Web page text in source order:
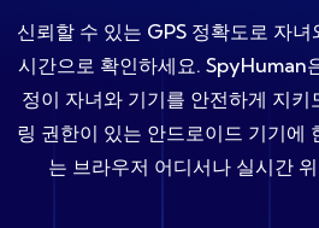
신뢰할 수 있는 GPS 정확도로 자
시간으로 확인하세요. SpyHuman
정이 자녀와 기기를 안전하게 지키
링 권한이 있는 안드로이드 기기에
는 브라우저 어디서나 실시간